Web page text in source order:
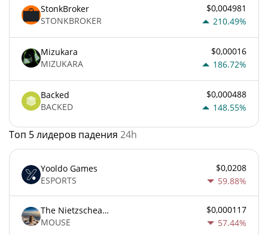
StonkBroker
STONKBROKER
$0,004981
210.49%
Mizukara
MIZUKARA
$0,00016
186.72%
Backed
BACKED
$0,000488
148.55%
Топ 5 лидеров падения 24h
Yooldo Games
ESPORTS
$0,0208
59.88%
The Nietzschean Mouse
MOUSE
$0,000117
57.44%